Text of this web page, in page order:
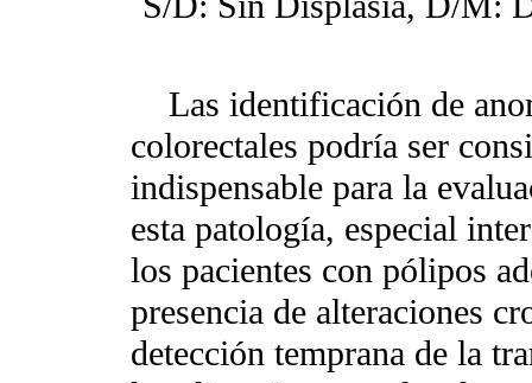
Las identificación de
colorectales podría ser
indispensable para la
esta patología, especial
los pacientes con pólipos
presencia de alteraciones
detección temprana de la